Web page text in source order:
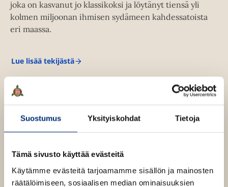
Suostumus Yksityiskohdat Tietoja
Tämä sivusto käyttää evästeitä
Käytämme evästeitä tarjoamamme sisällön ja mainosten
räätälöimiseen, sosiaalisen median ominaisuuksien
a
u
u
n
v
l
i
e
h
t
joka on kasvanut jo klassikoksi ja löytänyt tiensä yli
kolmen miljoonan ihmisen sydämeen kahdessatoista
eri maassa.
Lue lisää tekijästä
E
a
v
l
e
t